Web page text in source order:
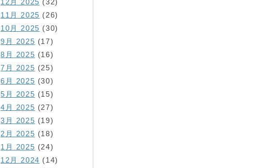
11月 2025 (26)
10月 2025 (30)
9月 2025 (17)
8月 2025 (16)
7月 2025 (25)
6月 2025 (30)
5月 2025 (15)
4月 2025 (27)
3月 2025 (19)
2月 2025 (18)
1月 2025 (24)
12月 2024 (14)